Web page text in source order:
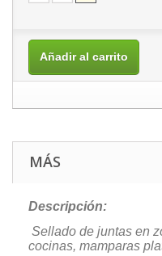
Añadir al carrito
MÁS
Descripción:
Sellado de juntas en
cocinas, mamparas